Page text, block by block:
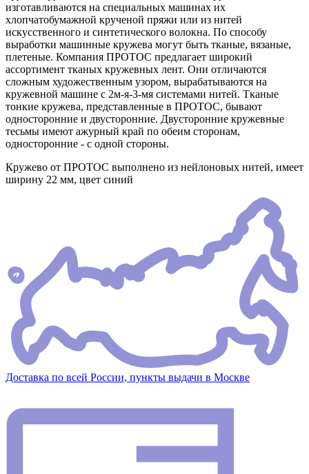
изготавливаются на специальных машинах их
хлопчатобумажной крученой пряжи или из нитей
искусственного и синтетического волокна. По способу
выработки машинные кружева могут быть тканые, вязаные,
плетеные. Компания ПРОТОС предлагает широкий
ассортимент тканых кружевных лент. Они отличаются
сложным художественным узором, вырабатываются на
кружевной машине с 2м-я-3-мя системами нитей. Тканые
тонкие кружева, представленные в ПРОТОС, бывают
односторонние и двусторонние. Двусторонние кружевные
тесьмы имеют ажурный край по обеим сторонам,
односторонние - с одной стороны.
Кружево от ПРОТОС выполнено из нейлоновых нитей, имеет
ширину 22 мм, цвет синий
Доставка по всей России, пункты выдачи в Москве